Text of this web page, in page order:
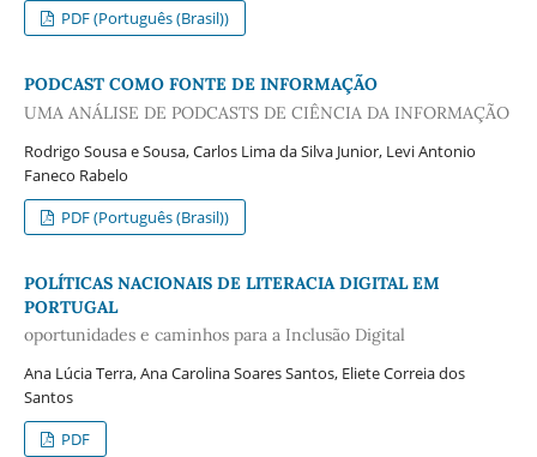
PDF (Português (Brasil))
PODCAST COMO FONTE DE INFORMAÇÃO
UMA ANÁLISE DE PODCASTS DE CIÊNCIA DA INFORMAÇÃO
Rodrigo Sousa e Sousa, Carlos Lima da Silva Junior, Levi Antonio
Faneco Rabelo
PDF (Português (Brasil))
POLÍTICAS NACIONAIS DE LITERACIA DIGITAL EM
PORTUGAL
oportunidades e caminhos para a Inclusão Digital
Ana Lúcia Terra, Ana Carolina Soares Santos, Eliete Correia dos
Santos
PDF